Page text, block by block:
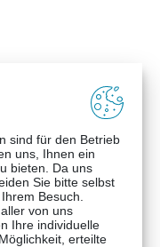
sind für den Betrieb
uns, Ihnen ein
bieten. Da uns
Sie bitte selbst
Besuch.
von uns
Ihre individuelle
erteilte